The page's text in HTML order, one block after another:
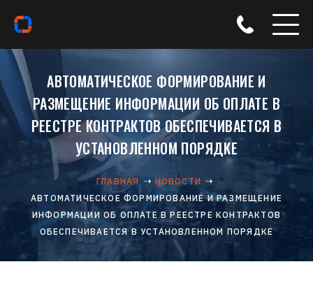
АВТОМАТИЧЕСКОЕ ФОРМИРОВАНИЕ И
РАЗМЕЩЕНИЕ ИНФОРМАЦИИ ОБ ОПЛАТЕ В
РЕЕСТРЕ КОНТРАКТОВ ОБЕСПЕЧИВАЕТСЯ В
УСТАНОВЛЕННОМ ПОРЯДКЕ
ГЛАВНАЯ
НОВОСТИ
АВТОМАТИЧЕСКОЕ ФОРМИРОВАНИЕ И РАЗМЕЩЕНИЕ
ИНФОРМАЦИИ ОБ ОПЛАТЕ В РЕЕСТРЕ КОНТРАКТОВ
ОБЕСПЕЧИВАЕТСЯ В УСТАНОВЛЕННОМ ПОРЯДКЕ